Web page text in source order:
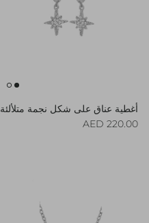
أغطية عناق على شكل نجمة متلألئة
Regular price
220.00 AED